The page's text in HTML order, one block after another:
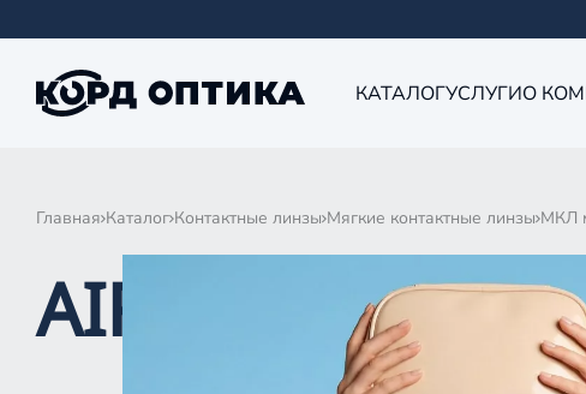
КАТАЛОГУСЛУГИО
Главная Каталог Контактные линзы Мягкие контактные линзы МКЛ
AIRWAY